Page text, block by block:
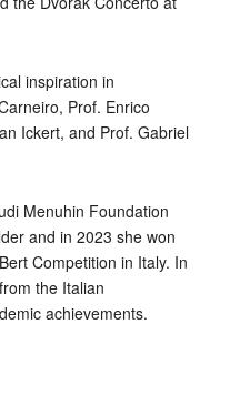
inspiration in
Prof. Enrico
Ickert, and Prof. Gabriel
Menuhin Foundation
and in 2023 she won
Competition in Italy. In
the Italian
achievements.